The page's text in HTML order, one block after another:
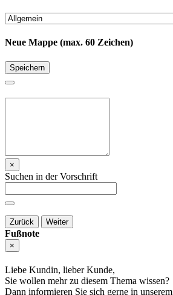
Neue Mappe (max. 60 Zeichen)
Speichern
×
Suchen in der Vorschrift
Zurück Weiter
Fußnote
×
Liebe Kundin, lieber Kunde,
Sie wollen mehr zu diesem Thema wissen?
Dann informieren Sie sich gerne in unserem